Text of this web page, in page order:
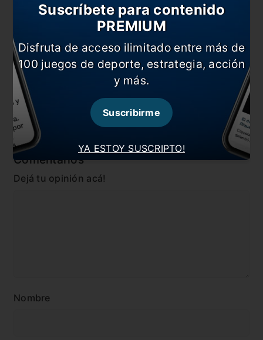
Sólo fue un susto
El duro golpe de Dibu Martínez
Colombia ya palpita el duelo con Argentina
En esta nota:
#Argentina #Monumental
#Noticia
Comentarios
Dejá tu opinión acá!
Nombre
YA ESTOY SUSCRIPTO!
Suscríbete para contenido
PREMIUM
Disfruta de acceso ilimitado entre más de
100 juegos de deporte, estrategia, acción
y más.
Suscribirme